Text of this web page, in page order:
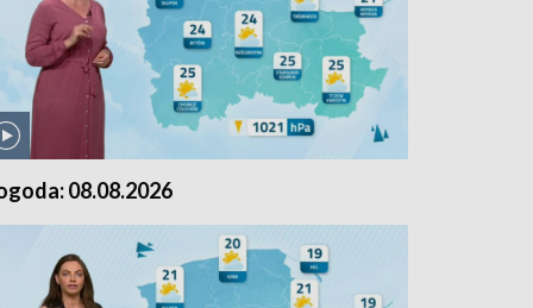
08.08.2026